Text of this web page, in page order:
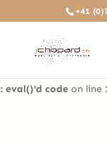
Deprecated: The
variable is
instead in
: eval()'d code on line
+41